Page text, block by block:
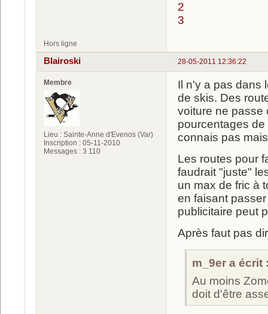
2
3
Hors ligne
28-05-2011 12:36:22
Blairoski
Membre
Lieu : Sainte-Anne d'Evenos (Var)
Inscription : 05-11-2010
Messages : 3 110
Il n'y a pas dans
de skis. Des
voiture ne passe
pourcentages
connais pas
Les routes pour
faudrait "juste"
un max de fric à
en faisant
publicitaire peut
Après faut pas
m_9er a écrit
Au moins
doit d'être